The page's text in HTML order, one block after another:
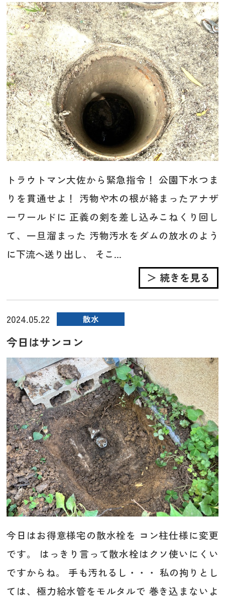
トラウトマン大佐から緊急指令！ 公園下水つま
りを貫通せよ！ 汚物や木の根が絡まったアナザ
ーワールドに 正義の剣を差し込みこねくり回し
て、一旦溜まった 汚物汚水をダムの放水のよう
に下流へ送り出し、 そこ...
＞ 続きを見る
2024.05.22 散水
今日はサンコン
今日はお得意様宅の散水栓を コン柱仕様に変更
です。 はっきり言って散水栓はクソ使いにくい
ですからね。 手も汚れるし・・・ 私の拘りとし
ては、極力給水管をモルタルで 巻き込まないよ